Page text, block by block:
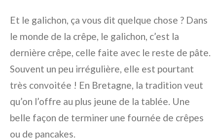
Et le galichon, ça vous dit quelque chose ? Dans
le monde de la crêpe, le galichon, c’est la
dernière crêpe, celle faite avec le reste de pâte.
Souvent un peu irrégulière, elle est pourtant
très convoitée ! En Bretagne, la tradition veut
qu’on l’offre au plus jeune de la tablée. Une
belle façon de terminer une fournée de crêpes
ou de pancakes.